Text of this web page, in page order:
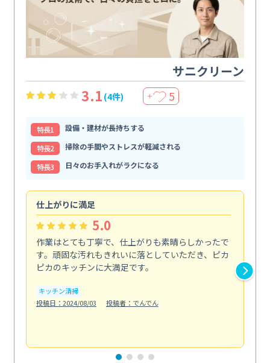
サニクリーン
3.1 (4件) ＋ 5
特⻑1
設備・建材が長持ちする
特⻑2
掃除の手間やストレスが軽減される
特⻑3
日々のお手入れがラクになる
仕上がりに満足
5.0
作業はとても丁寧で、仕上がりも素晴らしかったで
す。頑固な汚れもきれいに落としていただき、ピカ
ピカのキッチンに大満足です。
キッチン清掃
投稿日：2024/08/03
投稿者：でんでん